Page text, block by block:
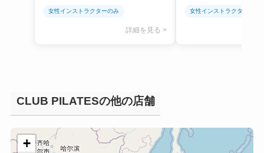
女性インストラクターのみ
詳細を見る >
女性インストラクターのみ
CLUB PILATESの他の店舗
+